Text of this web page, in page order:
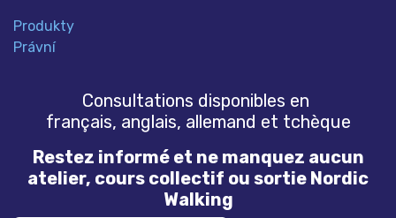
Produkty
Právní
Consultations disponibles en
français, anglais, allemand et tchèque
Restez informé et ne manquez aucun
atelier, cours collectif ou sortie Nordic
Walking